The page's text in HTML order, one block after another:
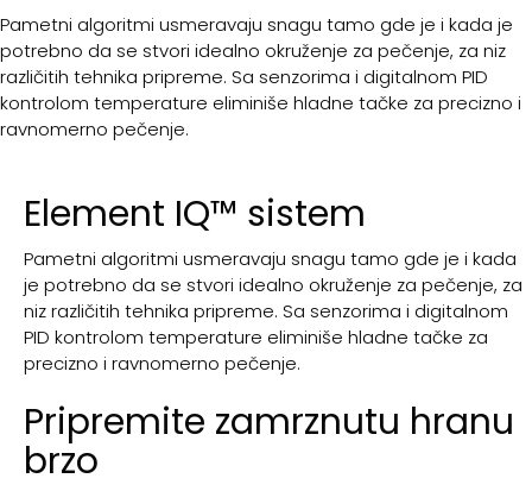
Pametni algoritmi usmeravaju snagu tamo gde je i kada je
potrebno da se stvori idealno okruženje za pečenje, za niz
različitih tehnika pripreme. Sa senzorima i digitalnom PID
kontrolom temperature eliminiše hladne tačke za precizno i
ravnomerno pečenje.
Element IQ™ sistem
Pametni algoritmi usmeravaju snagu tamo gde je i kada
je potrebno da se stvori idealno okruženje za pečenje, za
niz različitih tehnika pripreme. Sa senzorima i digitalnom
PID kontrolom temperature eliminiše hladne tačke za
precizno i ravnomerno pečenje.
Pripremite zamrznutu hranu
brzo